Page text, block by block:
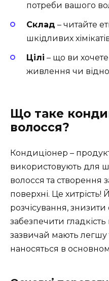
потреби вашого
Склад – читайте
шкідливих
Цілі – що ви
живлення чи
Що таке
волосся?
Кондиціонер –
використовують для
волосся та створення
поверхні. Це
розчісування,
забезпечити
зазвичай мають легшу
наносяться в